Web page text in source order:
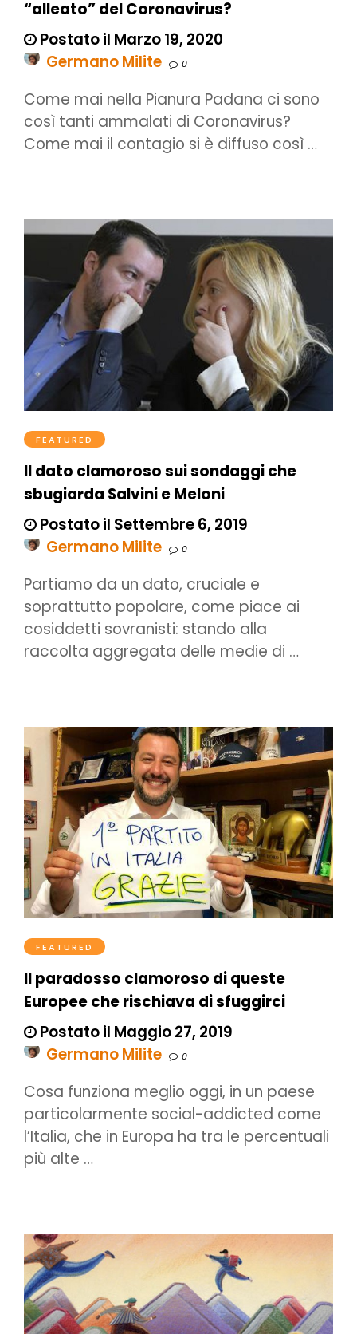
“alleato” del Coronavirus?
Postato il Marzo 19, 2020
Germano Milite
0
Come mai nella Pianura Padana ci sono
così tanti ammalati di Coronavirus?
Come mai il contagio si è diffuso così …
FEATURED
Il dato clamoroso sui sondaggi che
sbugiarda Salvini e Meloni
Postato il Settembre 6, 2019
Germano Milite
0
Partiamo da un dato, cruciale e
soprattutto popolare, come piace ai
cosiddetti sovranisti: stando alla
raccolta aggregata delle medie di …
FEATURED
Il paradosso clamoroso di queste
Europee che rischiava di sfuggirci
Postato il Maggio 27, 2019
Germano Milite
0
Cosa funziona meglio oggi, in un paese
particolarmente social-addicted come
l’Italia, che in Europa ha tra le percentuali
più alte …